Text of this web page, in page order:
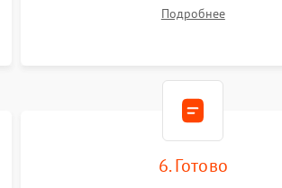
привезет на склад для диагностики.
Подробнее
6. Готово